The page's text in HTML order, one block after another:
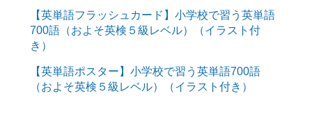
【英単語フラッシュカード】小学校で習う英単語
700語（およそ英検５級レベル）（イラスト付
き）
【英単語ポスター】小学校で習う英単語700語
（およそ英検５級レベル）（イラスト付き）